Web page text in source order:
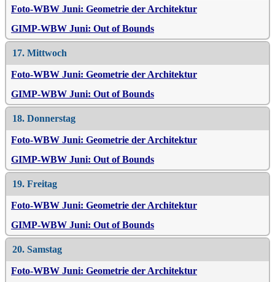
Foto-WBW Juni: Geometrie der Architektur
GIMP-WBW Juni: Out of Bounds
17. Mittwoch
Foto-WBW Juni: Geometrie der Architektur
GIMP-WBW Juni: Out of Bounds
18. Donnerstag
Foto-WBW Juni: Geometrie der Architektur
GIMP-WBW Juni: Out of Bounds
19. Freitag
Foto-WBW Juni: Geometrie der Architektur
GIMP-WBW Juni: Out of Bounds
20. Samstag
Foto-WBW Juni: Geometrie der Architektur